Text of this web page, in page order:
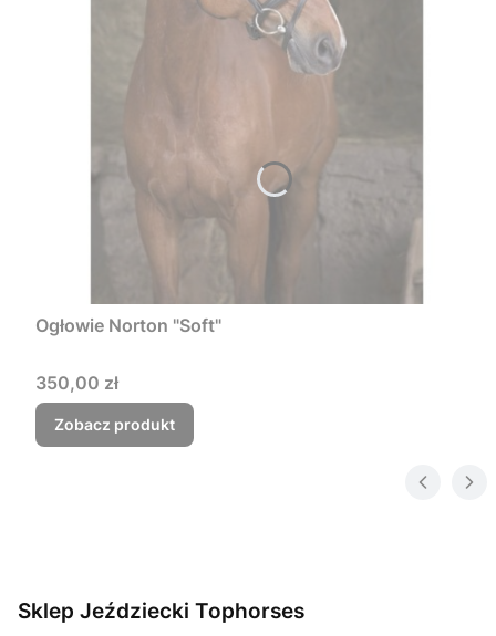
Ogłowie Norton "Soft"
Cena
350,00 zł
Zobacz produkt
Sklep Jeździecki Tophorses